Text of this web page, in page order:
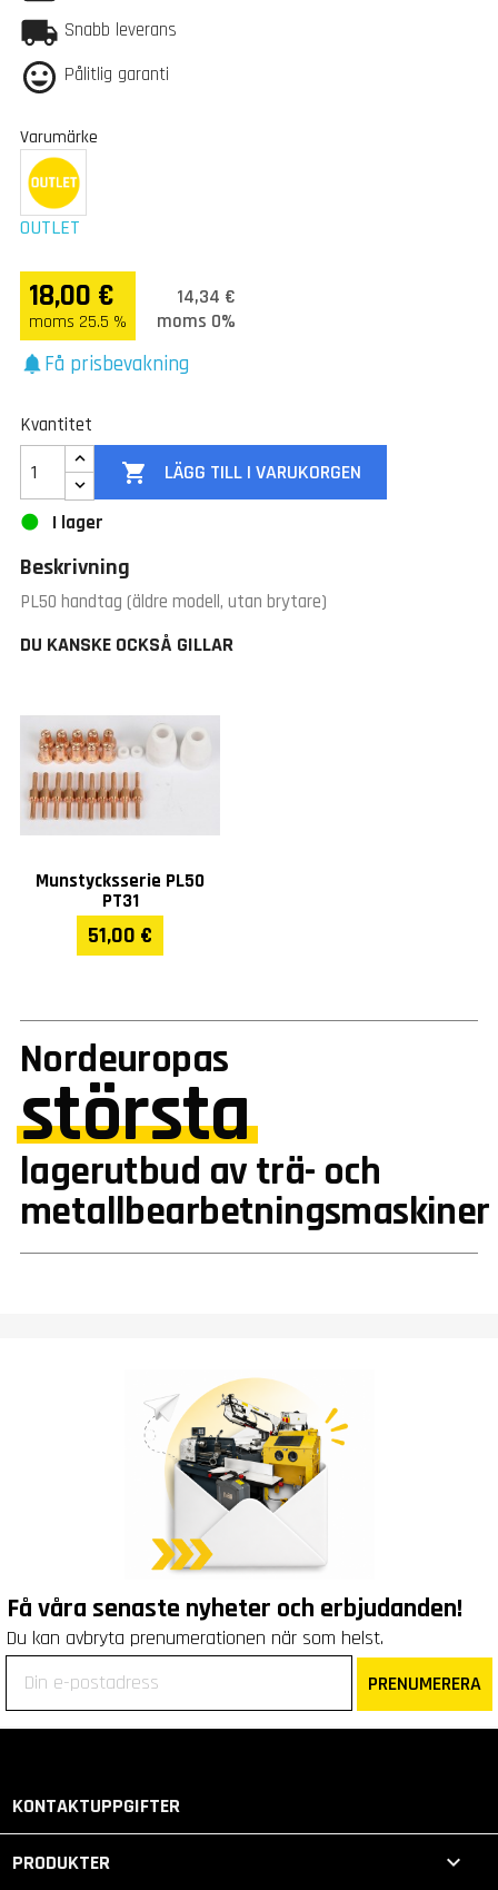
Snabb leverans
Pålitlig garanti
Varumärke
OUTLET
18,00 €
moms 25.5 %
14,34 €
moms 0%
notificationsFå prisbevakning
Kvantitet
 LÄGG TILL I VARUKORGEN
I lager
Beskrivning
PL50 handtag (äldre modell, utan brytare)
DU KANSKE OCKSÅ GILLAR
Munstycksserie PL50
PT31
51,00 €
Nordeuropas
största
lagerutbud av trä- och
metallbearbetningsmaskiner
Få våra senaste nyheter och erbjudanden!
Du kan avbryta prenumerationen när som helst.
PRENUMERERA
KONTAKTUPPGIFTER
PRODUKTER 